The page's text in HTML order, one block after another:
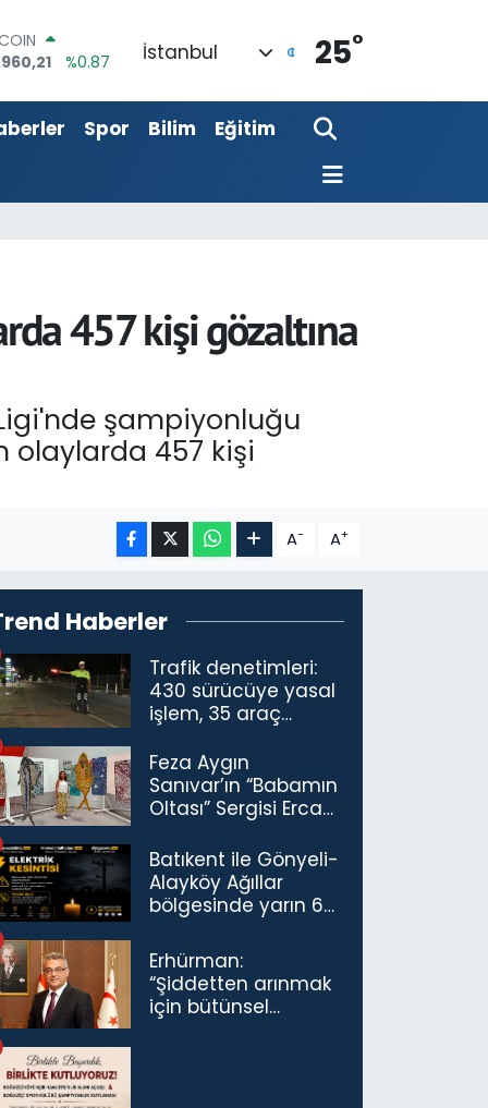
%0.18
%0.32
İstanbul 25°
Spor Bilim Eğitim
457 kişi gözaltına
şampiyonluğu
olaylarda 457 kişi
A- A+
Haberler
Trafik denetimleri:
430 sürücüye yasal
işlem, 35 araç
Feza Aygın
Sanıvar’ın “Babamın
Oltası” Sergisi Ercan
Açıldı
Batıkent ile Gönyeli-
Alayköy Ağıllar
bölgesinde yarın 6
kesintisi…
Erhürman:
“Şiddetten arınmak
için bütünsel